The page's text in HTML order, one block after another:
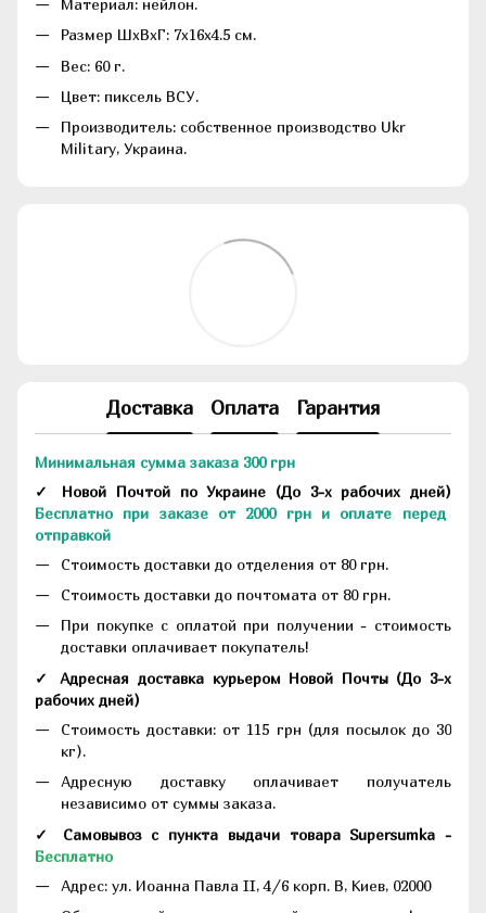
Размер ШхВхГ: 7х16х4.5 см.
Вес: 60 г.
Цвет: пиксель ВСУ.
Производитель: собственное производство Ukr
Military, Украина.
Доставка Оплата Гарантия
Минимальная сумма заказа 300 грн
✓ Новой Почтой по Украине (До 3-х рабочих дней)
Бесплатно при заказе от 2000 грн и оплате перед
отправкой
Стоимость доставки до отделения от 80 грн.
Стоимость доставки до почтомата от 80 грн.
При покупке с оплатой при получении - стоимость
доставки оплачивает покупатель!
✓ Адресная доставка курьером Новой Почты (До 3-х
рабочих дней)
Стоимость доставки: от 115 грн (для посылок до 30
кг).
Адресную доставку оплачивает получатель
независимо от суммы заказа.
✓ Самовывоз с пункта выдачи товара Supersumka -
Бесплатно
Адрес: ул. Иоанна Павла II, 4/6 корп. В, Киев, 02000